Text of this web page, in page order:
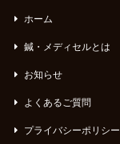
Total Beauty
Voice
ホーム
鍼・メディセルとは
お知らせ
よくあるご質問
プライバシーポリシー